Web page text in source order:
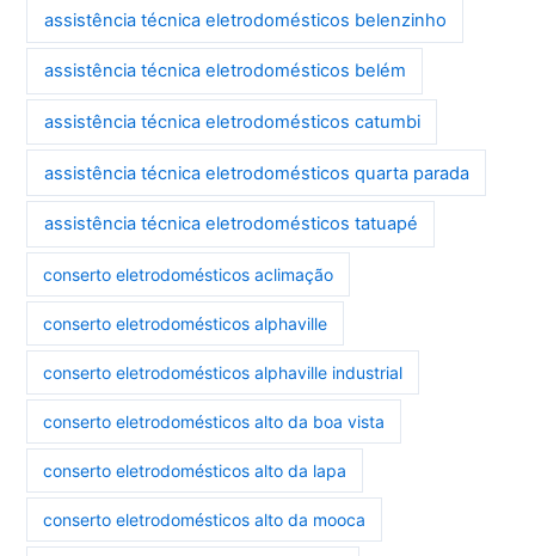
assistência técnica eletrodomésticos belenzinho
assistência técnica eletrodomésticos belém
assistência técnica eletrodomésticos catumbi
assistência técnica eletrodomésticos quarta parada
assistência técnica eletrodomésticos tatuapé
conserto eletrodomésticos aclimação
conserto eletrodomésticos alphaville
conserto eletrodomésticos alphaville industrial
conserto eletrodomésticos alto da boa vista
conserto eletrodomésticos alto da lapa
conserto eletrodomésticos alto da mooca